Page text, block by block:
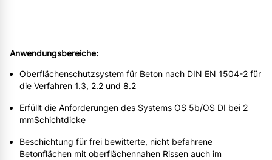
Anwendungsbereiche:
Oberflächenschutzsystem für Beton nach DIN EN 1504-2 für
die Verfahren 1.3, 2.2 und 8.2
Erfüllt die Anforderungen des Systems OS 5b/OS DI bei 2
mmSchichtdicke
Beschichtung für frei bewitterte, nicht befahrene
Betonflächen mit oberflächennahen Rissen auch im